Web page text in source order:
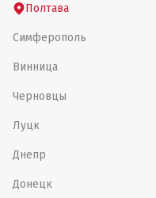
Полтава
Симферополь
Винница
Черновцы
Луцк
Днепр
Донецк